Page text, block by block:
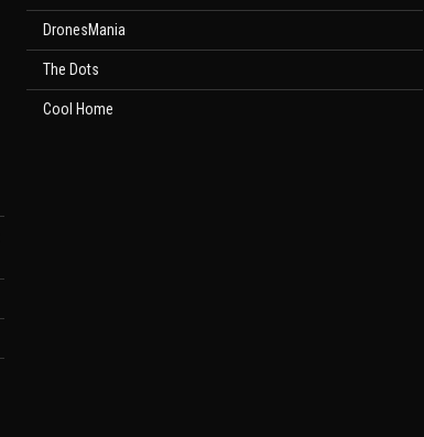
DronesMania
The Dots
Cool Home